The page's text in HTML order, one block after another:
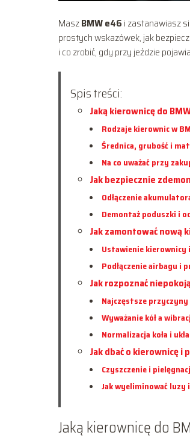
MaszBMW e46 i zastanawiasz
prostych wskazówek, jak
i co zrobić, gdy przy jeździe
Spis treści:
Jaką kierownicę do
Rodzaje kierownic w
Średnica, grubość i
Na co uważać przy
Jak bezpiecznie
Odłączenie
Demontaż poduszki i
Jak zamontować nową
Ustawienie kierownicy
Podłączenie airbagu i
Jak rozpoznać
Najczęstsze
Wyważanie kół a
Normalizacja koła i
Jak dbać o kierownicę
Czyszczenie i
Jak wyeliminować
Jaką kierownicę do